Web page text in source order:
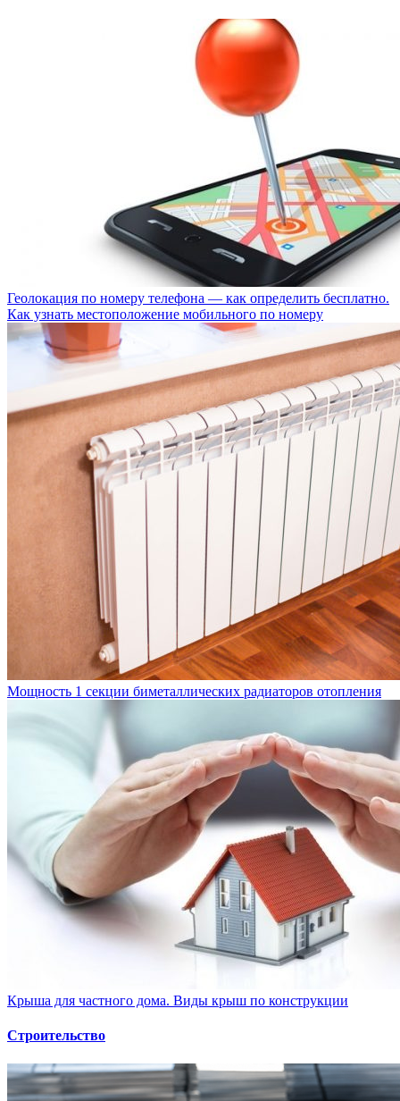
Геолокация по номеру телефона — как определить бесплатно.
Как узнать местоположение мобильного по номеру
Мощность 1 секции биметаллических радиаторов отопления
Крыша для частного дома. Виды крыш по конструкции
Строительство